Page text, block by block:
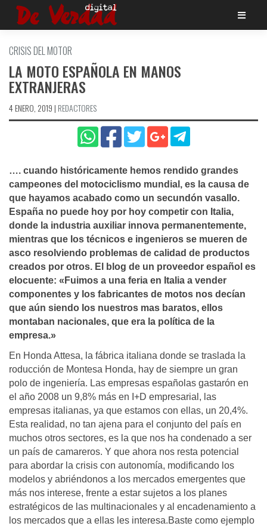
Saltar
CRISIS DEL MOTOR
LA MOTO ESPAÑOLA EN MANOS
EXTRANJERAS
4 ENERO, 2019 | REDACTORES
…. cuando históricamente hemos rendido grandes
campeones del motociclismo mundial, es la causa de
que hayamos acabado como un secundón vasallo.
España no puede hoy por hoy competir con Italia,
donde la industria auxiliar innova permanentemente,
mientras que los técnicos e ingenieros se mueren de
asco resolviendo problemas de calidad de productos
creados por otros. El blog de un proveedor español es
elocuente: «Fuimos a una feria en Italia a vender
componentes y los fabricantes de motos nos decí­an
que aún siendo los nuestros mas baratos, ellos
montaban nacionales, que era la polí­tica de la
empresa.»
En Honda Attesa, la fábrica italiana donde se traslada la
roducción de Montesa Honda, hay de siempre un gran
polo de ingeniería. Las empresas españolas gastarón en
el año 2008 un 9,8% más en I+D empresarial, las
empresas italianas, ya que estamos con ellas, un 20,4%.
Esta realidad, no tan ajena para el conjunto del país en
muchos otros sectores, es la que nos ha condenado a ser
un país de camareros. Y que ahora nos resta potencial
para abordar la crisis con autonomía, modificando los
modelos y abriéndonos a los mercados emergentes que
más nos interese, frente a estar sujetos a los planes
estratégicos de las multinacionales y al encadenamiento a
los mercados que a ellas les interesa.Baste como ejemplo